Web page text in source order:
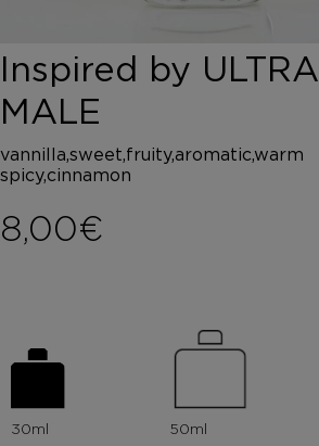
HOROMIA
SPECIAL OFFERS
ΚΑΛΑΘΙ
Inspired by ULTRA
MALE
vannilla,sweet,fruity,aromatic,warm
spicy,cinnamon
8,00€